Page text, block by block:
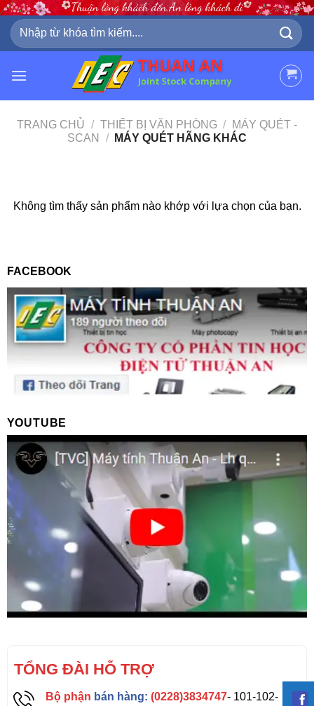
Skip
content
Tìm
kiếm:
TRANG CHỦ / THIẾT BỊ VĂN PHÒNG /
MÁY QUÉT -
SCAN
/ MÁY QUÉT HÃNG KHÁC
Không tìm thấy sản phẩm nào khớp với lựa chọn của bạn.
FACEBOOK
YOUTUBE
TỔNG ĐÀI HỖ TRỢ
Bộ phận bán hàng: (0228)3834747- 101-102-